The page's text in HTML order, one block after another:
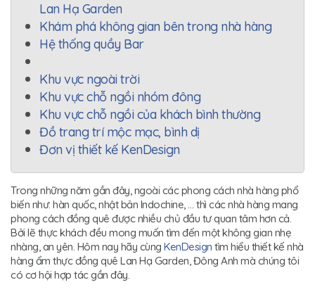
Lan Hạ Garden
Khám phá không gian bên trong nhà hàng
Hệ thống quầy Bar
Khu vực ngoài trời
Khu vực chỗ ngồi nhóm đông
Khu vực chỗ ngồi của khách bình thường
Đồ trang trí mộc mạc, bình dị
Đơn vị thiết kế KenDesign
Trong những năm gần đây, ngoài các phong cách nhà hàng phổ
biến như: hàn quốc, nhật bản Indochine, … thì các nhà hàng mang
phong cách đồng quê được nhiều chủ đầu tư quan tâm hơn cả.
Bởi lẽ thực khách đều mong muốn tìm đến một không gian nhẹ
nhàng, an yên. Hôm nay hãy cùng KenDesign tìm hiểu thiết kế nhà
hàng ẩm thực đồng quê Lan Hạ Garden, Đông Anh mà chúng tôi
có cơ hội hợp tác gần đây.